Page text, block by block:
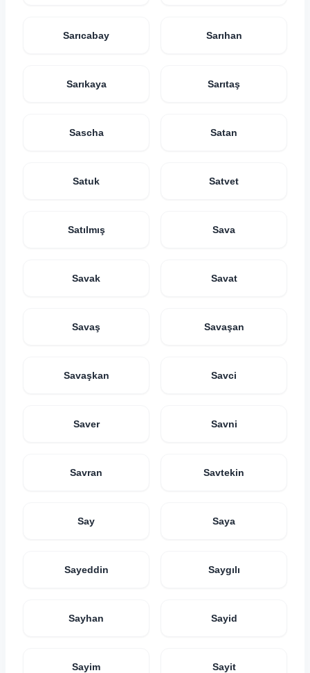
Sarıcabay Sarıhan
Sarıkaya Sarıtaş
Sascha Satan
Satuk Satvet
Satılmış Sava
Savak Savat
Savaş Savaşan
Savaşkan Savci
Saver Savni
Savran Savtekin
Say Saya
Sayeddin Saygılı
Sayhan Sayid
Sayim Sayit